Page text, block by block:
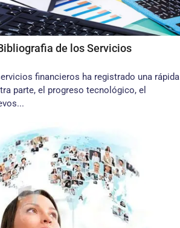
de los Servicios
financieros ha registrado una rápida
parte, el progreso tecnológico, el